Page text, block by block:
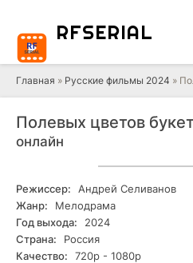
RFSERIAL
Главная » Русские фильмы 2024 »
Полевых цветов
онлайн
Режиссер:
Андрей Селиванов
Жанр:
Мелодрама
Год выхода:
2024
Страна:
Россия
Качество:
720р - 1080р